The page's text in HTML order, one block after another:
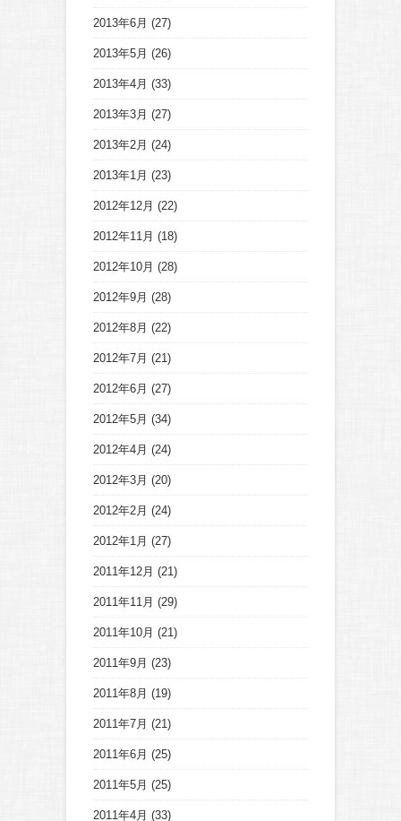
2013年6月 (27)
2013年5月 (26)
2013年4月 (33)
2013年3月 (27)
2013年2月 (24)
2013年1月 (23)
2012年12月 (22)
2012年11月 (18)
2012年10月 (28)
2012年9月 (28)
2012年8月 (22)
2012年7月 (21)
2012年6月 (27)
2012年5月 (34)
2012年4月 (24)
2012年3月 (20)
2012年2月 (24)
2012年1月 (27)
2011年12月 (21)
2011年11月 (29)
2011年10月 (21)
2011年9月 (23)
2011年8月 (19)
2011年7月 (21)
2011年6月 (25)
2011年5月 (25)
2011年4月 (33)